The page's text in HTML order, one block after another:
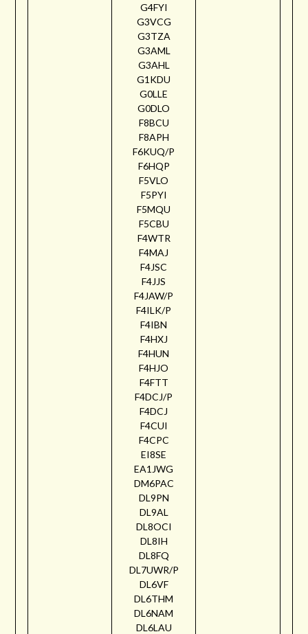
G4FYI
G3VCG
G3TZA
G3AML
G3AHL
G1KDU
G0LLE
G0DLO
F8BCU
F8APH
F6KUQ/P
F6HQP
F5VLO
F5PYI
F5MQU
F5CBU
F4WTR
F4MAJ
F4JSC
F4JJS
F4JAW/P
F4ILK/P
F4IBN
F4HXJ
F4HUN
F4HJO
F4FTT
F4DCJ/P
F4DCJ
F4CUI
F4CPC
EI8SE
EA1JWG
DM6PAC
DL9PN
DL9AL
DL8OCI
DL8IH
DL8FQ
DL7UWR/P
DL6VF
DL6THM
DL6NAM
DL6LAU